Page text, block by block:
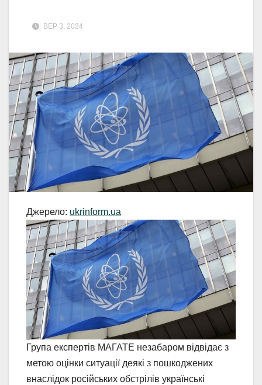
ВЕР 3, 2024
Джерело: ukrinform.ua
Група експертів МАГАТЕ незабаром відвідає з
метою оцінки ситуації деякі з пошкоджених
внаслідок російських обстрілів українські